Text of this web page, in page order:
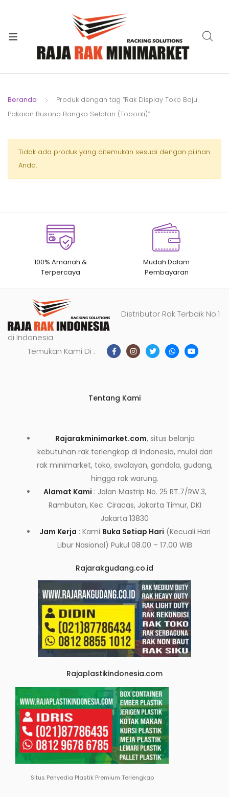
Beranda
Produk dengan tag “Rak Display Toko Baju
Pakaian Busana Bangka Selatan (Toboali)”
Tidak ada produk yang ditemukan sesuai dengan pilihan
Anda.
100% Amanah &
Terpercaya
Mudah Dalam
Pembayaran
Distributor Rak Terbaik No.1
di Indonesia
Temukan Kami Di :
Tentang Kami
Rajarakminimarket.com, situs belanja
kebutuhan rak terlengkap di Indonesia, mulai dari
rak minimarket, toko, swalayan, gondola, gudang,
hingga rak warung.
Alamat Kami : Jalan Mastrip No. 25 RT.7/RW.3,
Rambutan, Kec. Ciracas, Jakarta Timur, DKI
Jakarta 13830
Jam Kerja : Kami Buka Setiap Hari (Kecuali Hari
Libur Nasional) Pukul 08.00 – 17.00 WIB
Rajarakgudang.co.id
Rajaplastikindonesia.com
Situs Penyedia Plastik Premium Terlengkap